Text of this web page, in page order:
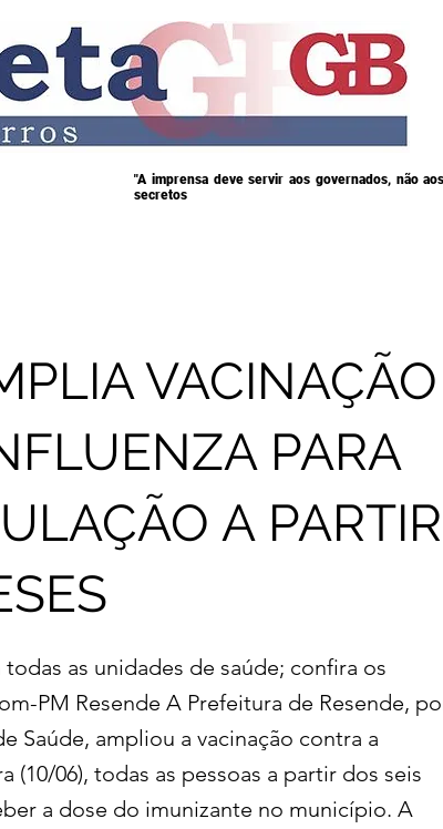
"A imprensa deve servir aos governados, não
secretos
VACINAÇÃO
PARA
A PARTIR
as unidades de saúde; confira os
PM Resende A Prefeitura de Resende,
Saúde, ampliou a vacinação contra a
(10/06), todas as pessoas a partir dos seis
a dose do imunizante no município. A